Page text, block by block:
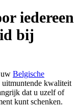
iedereen
bij
Belgische
kwaliteit
dat u uzelf of
kunt schenken.